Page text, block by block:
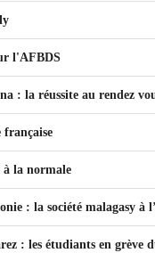
l'AFBDS
: la réussite au rendez
française
la normale
: la société malagasy à
: les étudiants en grève